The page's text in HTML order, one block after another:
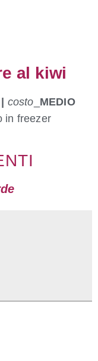
al kiwi
costo MEDIO
in freezer